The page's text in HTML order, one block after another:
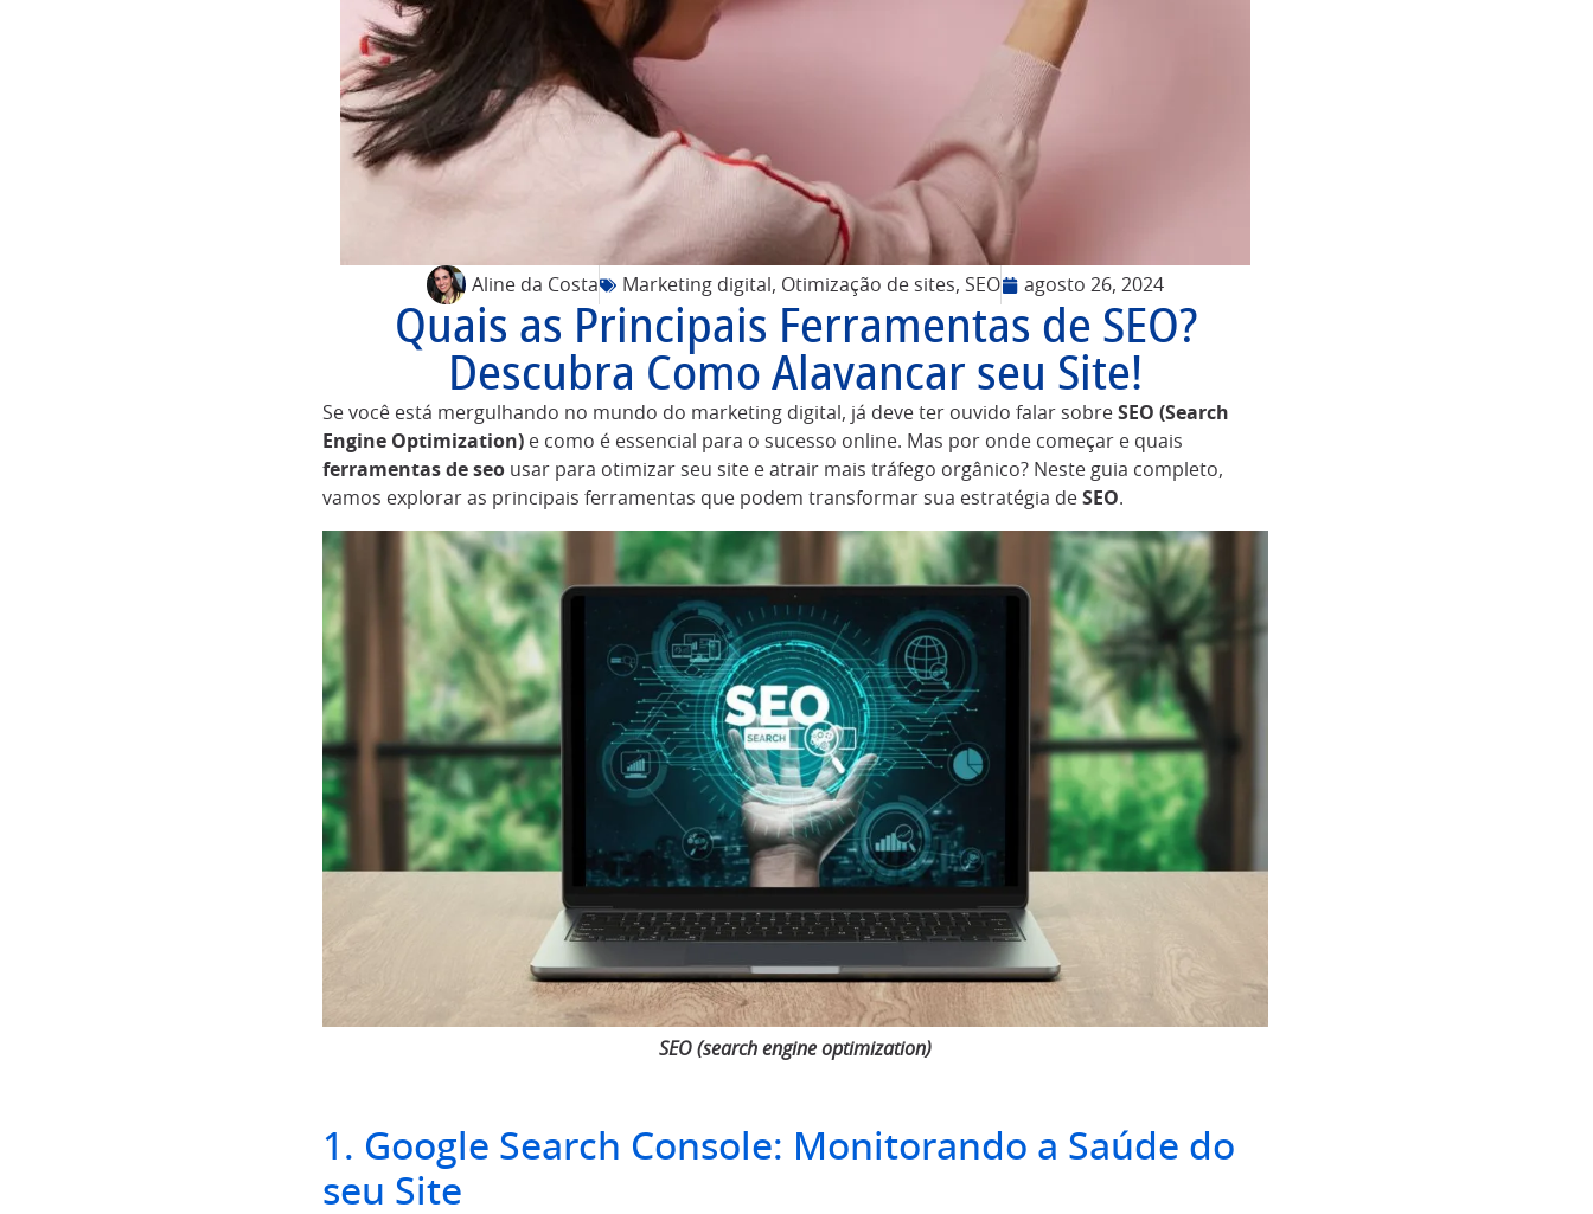
Aline da Costa Marketing digital , Otimização de sites, SEO agosto 26, 2024
Quais as Principais Ferramentas de SEO?
Descubra Como Alavancar seu Site!
Se você está mergulhando no mundo do marketing digital, já deve ter ouvido falar sobre SEO (Search
Engine Optimization) e como é essencial para o sucesso online. Mas por onde começar e quais
ferramentas de seo usar para otimizar seu site e atrair mais tráfego orgânico? Neste guia completo,
vamos explorar as principais ferramentas que podem transformar sua estratégia de SEO.
SEO (search engine optimization)
1. Google Search Console: Monitorando a Saúde do
seu Site